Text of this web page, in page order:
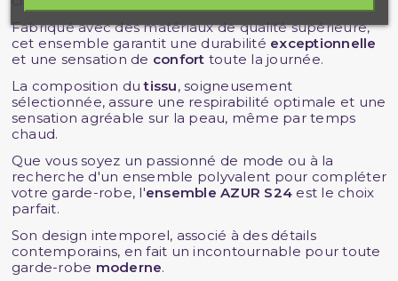
Fabriqué avec des matériaux de qualité supérieure,
cet ensemble garantit une durabilité exceptionnelle
et une sensation de confort toute la journée.
La composition dutissu, soigneusement
sélectionnée, assure une respirabilité optimale et une
sensation agréable sur la peau, même par temps
chaud.
Que vous soyez un passionné de mode ou à la
recherche d'un ensemble polyvalent pour compléter
votre garde-robe, l'ensemble AZUR S24 est le choix
parfait.
Son design intemporel, associé à des détails
contemporains, en fait un incontournable pour toute
garde-robe moderne.